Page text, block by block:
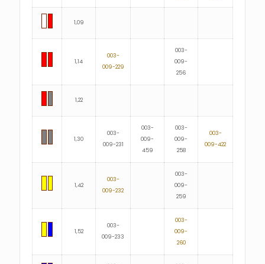
1,09
1,14
003-
009-229
003-
009-
256
1,22
1,30
003-
009-231
003-
009-
459
003-
009-
258
003-
009-422
1,42
003-
009-232
003-
009-
259
1,52
003-
009-233
003-
009-
260